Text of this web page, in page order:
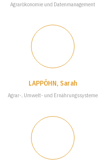
Agrarökonomie und Datenmanagement
LAPPÖHN, Sarah
Agrar-, Umwelt- und Ernährungssysteme